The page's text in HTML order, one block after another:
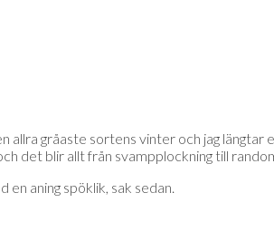
gråaste sortens vinter och jag
det blir allt från svampplockning till
aning spöklik, sak sedan.